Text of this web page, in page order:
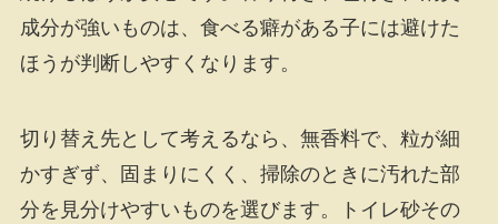
成分が強いものは、食べる癖がある子には避けた
ほうが判断しやすくなります。
切り替え先として考えるなら、無香料で、粒が細
かすぎず、固まりにくく、掃除のときに汚れた部
分を見分けやすいものを選びます。トイレ砂その